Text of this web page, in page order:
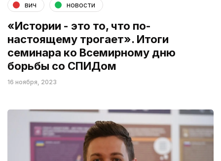
вич новости
«Истории - это то, что по-
настоящему трогает». Итоги
семинара ко Всемирному дню
борьбы со СПИДом
16 ноября, 2023